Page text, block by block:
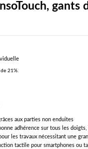
21%.
aux parties non enduites
adhérence sur tous les
les travaux nécessitant une
tactile pour smartphones ou